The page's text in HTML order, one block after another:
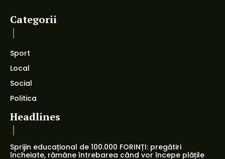
Categorii
Sport
Local
Social
Politica
Headlines
Sprijin educațional de 100.000 FORINȚI: pregătiri
încheiate, rămâne întrebarea când vor începe plățile